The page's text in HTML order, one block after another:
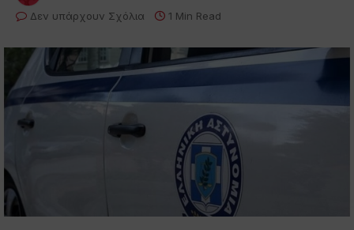
Δεν υπάρχουν Σχόλια
1 Min Read